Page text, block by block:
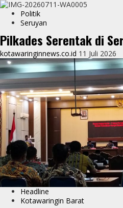
Politik
Seruyan
Pilkades Serentak di
kotawaringinnews.co.id 11 Juli 2026
Headline
Kotawaringin Barat